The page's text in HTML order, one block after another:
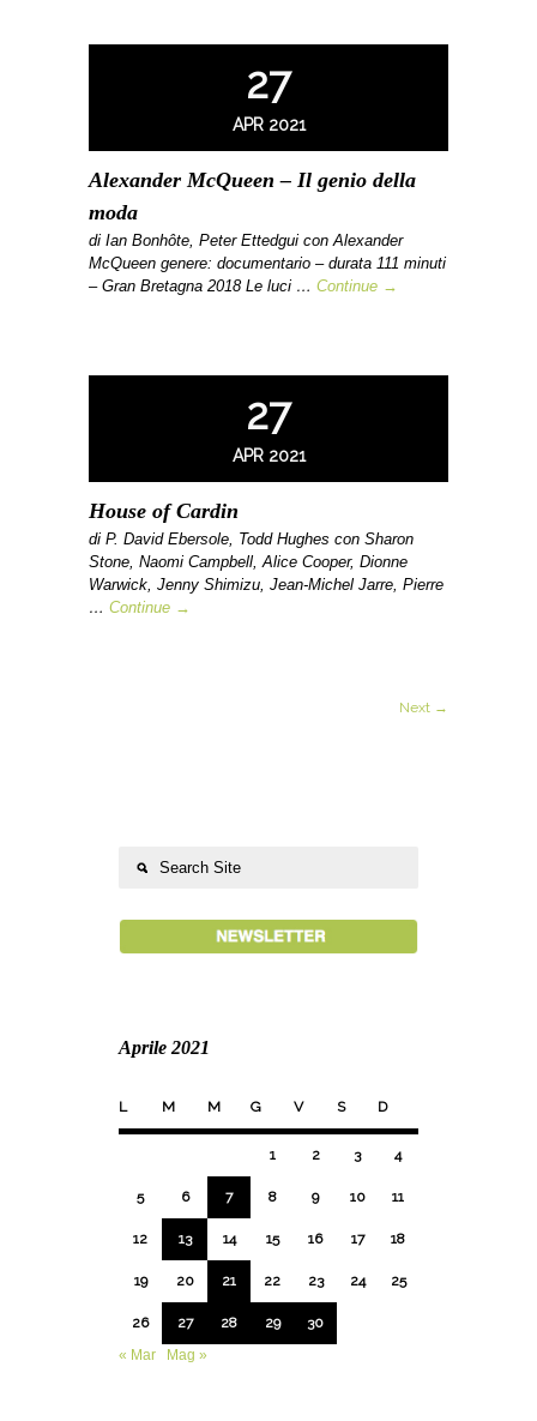
27
APR 2021
Alexander McQueen – Il genio della
moda
di Ian Bonhôte, Peter Ettedgui con Alexander
McQueen genere: documentario – durata 111 minuti
– Gran Bretagna 2018 Le luci … Continue →
27
APR 2021
House of Cardin
di P. David Ebersole, Todd Hughes con Sharon
Stone, Naomi Campbell, Alice Cooper, Dionne
Warwick, Jenny Shimizu, Jean-Michel Jarre, Pierre
… Continue →
Next →
Aprile 2021
L M M G V S D
1 2 3 4
5 6 7 8 9 10 11
12 13 14 15 16 17 18
19 20 21 22 23 24 25
26 27 28 29
30
« Mar
Mag »